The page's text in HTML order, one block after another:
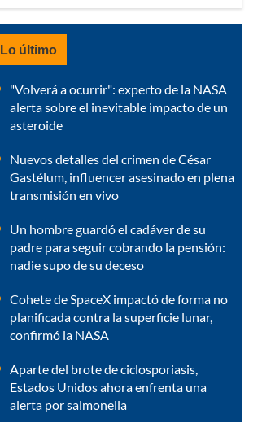
Lo último
"Volverá a ocurrir": experto de la NASA
alerta sobre el inevitable impacto de un
asteroide
Nuevos detalles del crimen de César
Gastélum, influencer asesinado en plena
transmisión en vivo
Un hombre guardó el cadáver de su
padre para seguir cobrando la pensión:
nadie supo de su deceso
Cohete de SpaceX impactó de forma no
planificada contra la superficie lunar,
confirmó la NASA
Aparte del brote de ciclosporiasis,
Estados Unidos ahora enfrenta una
alerta por salmonella